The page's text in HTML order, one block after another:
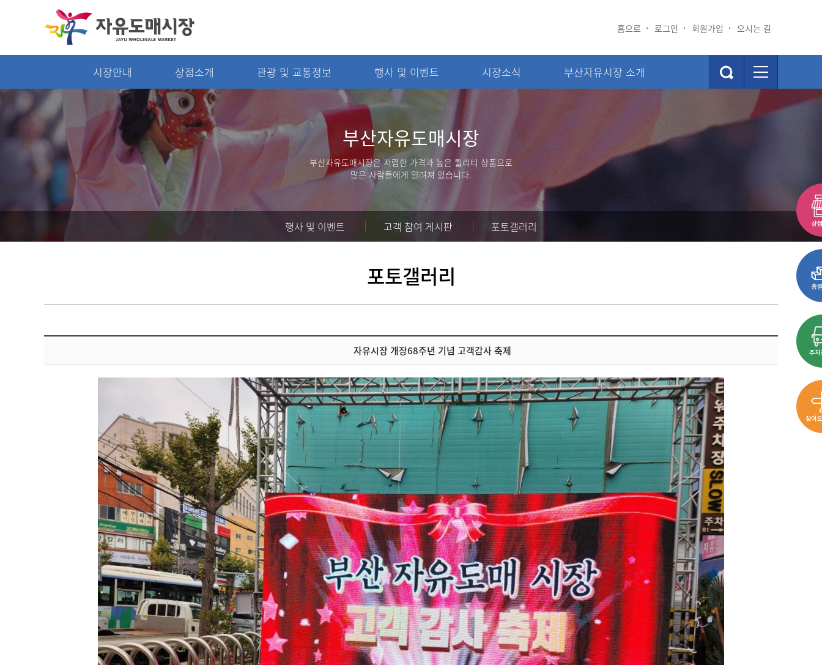
홈으로 로그인 회원가입 오시는 길
시장안내 상점소개 관광 및 교통정보 행사 및 이벤트 시장소식 부산자유시장 소개
시장안내
점포안내도
층별안내
주차장
편의시설
상점소개
상점소개
관광 및 교통정보
부산관광정보
숙박정보
맛집정보
행사 및 이벤트
행사 및 이벤트
고객 참여 게시판
포토갤러리
커뮤니티
시장소식
부산자유시장 소개
시장소개
BI 및 캐릭터소개
찾아오시는길
부산자유도매시장
부산자유도매시장은 저렴한 가격과 높은 퀄리티 상품으로
많은 사람들에게 알려져 있습니다.
행사 및 이벤트 고객 참여 게시판 포토갤러리
포토갤러리
자유시장 개장68주년 기념 고객감사 축제